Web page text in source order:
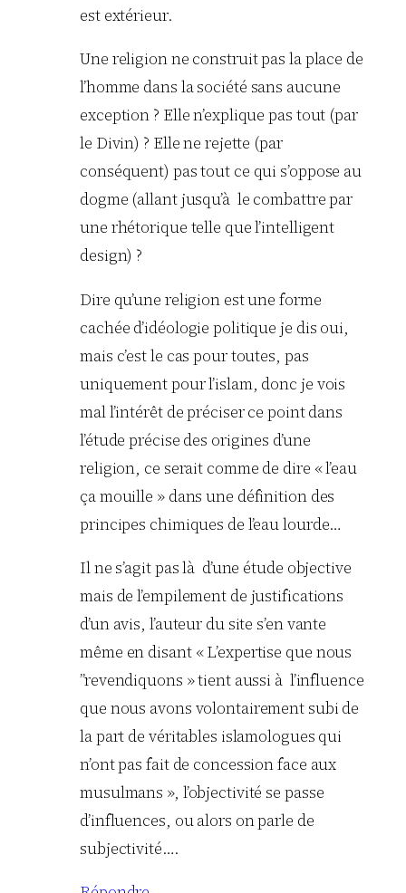
est extérieur.
Une religion ne construit pas la place de
l’homme dans la société sans aucune
exception ? Elle n’explique pas tout (par
le Divin) ? Elle ne rejette (par
conséquent) pas tout ce qui s’oppose au
dogme (allant jusqu’à le combattre par
une rhétorique telle que l’intelligent
design) ?
Dire qu’une religion est une forme
cachée d’idéologie politique je dis oui,
mais c’est le cas pour toutes, pas
uniquement pour l’islam, donc je vois
mal l’intérêt de préciser ce point dans
l’étude précise des origines d’une
religion, ce serait comme de dire « l’eau
ça mouille » dans une définition des
principes chimiques de l’eau lourde…
Il ne s’agit pas là d’une étude objective
mais de l’empilement de justifications
d’un avis, l’auteur du site s’en vante
même en disant « L’expertise que nous
”revendiquons » tient aussi à l’influence
que nous avons volontairement subi de
la part de véritables islamologues qui
n’ont pas fait de concession face aux
musulmans », l’objectivité se passe
d’influences, ou alors on parle de
subjectivité….